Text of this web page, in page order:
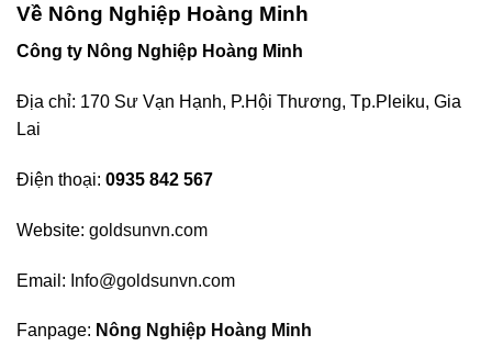
Về Nông Nghiệp Hoàng Minh
Công ty Nông Nghiệp Hoàng Minh
Địa chỉ: 170 Sư Vạn Hạnh, P.Hội Thương, Tp.Pleiku, Gia
Lai
Điện thoại: 0935 842 567
Website: goldsunvn.com
Email: Info@goldsunvn.com
Fanpage: Nông Nghiệp Hoàng Minh